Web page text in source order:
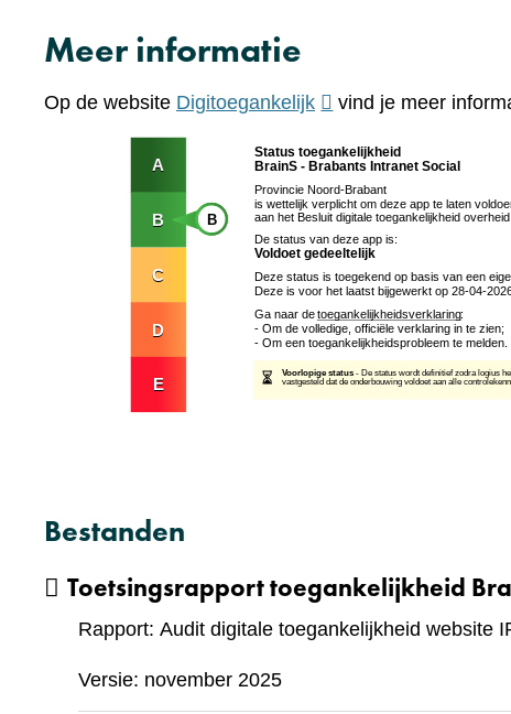
Meer informatie
Op de website Digitoegankelijk(verwijst
een
andere
website)
vind je meer
Bestanden
Toetsingsrapport toegankelijkheid
Rapport: Audit digitale toegankelijkheid website
Versie: november 2025